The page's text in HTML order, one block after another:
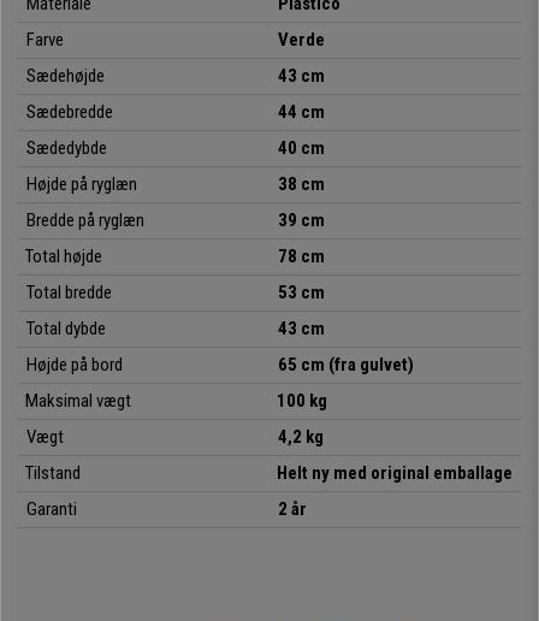
Det skal nævnes, at dette er en model med sammenklappelig bord
enestående pris, som du kun kan få på kontorstolepro.dk
• Ideel til konferencelokaler
•Komfortabel sæde- og ryglænsstruktur
• Meget praktisk og anvendelig
Farve
Verde
Sædehøjde
43 cm
Sædebredde
44 cm
Sædedybde
40 cm
Højde på ryglæn
38 cm
Bredde på ryglæn
39 cm
Total højde
78 cm
Total bredde
53 cm
Total dybde
43 cm
Højde på bord
65 cm (fra gulvet)
Maksimal vægt
100 kg
Vægt
4,2 kg
Tilstand
Helt ny med original emballage
Garanti
2 år